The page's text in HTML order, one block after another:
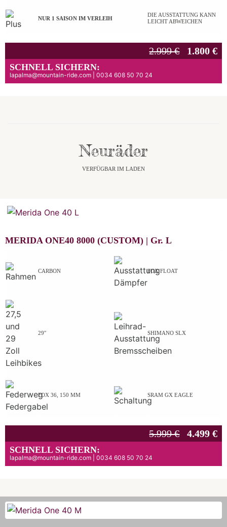
NUR 1 SAISON IM VERLEIH
DIE AUSSTATTUNG KANN
LEICHT ABWEICHEN
2.999 € 1.800 €
SCHNELL SICHERN:
lapalma@mountain-ride.com | 0034 608 50 70 24
Neuräder
VERFÜGBAR IM LADEN
MERIDA ONE40 8000 (CUSTOM) | Gr. L
CARBON FOX FLOAT
29″ SHIMANO SLX
FOX 36, 150 MM SRAM GX EAGLE
5.999 € 4.499 €
SCHNELL SICHERN:
lapalma@mountain-ride.com | 0034 608 50 70 24